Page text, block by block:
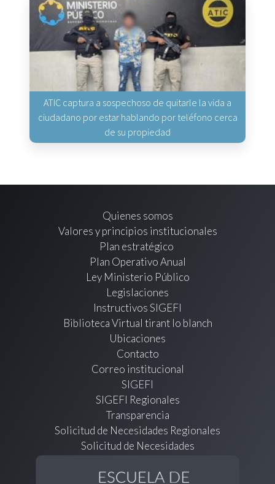
ATIC captura a sospechoso de quitarle la vida a
ciudadano por estar hablando por teléfono cerca
de su propiedad
Quienes somos
Valores y principios institucionales
Plan estratégico
Plan Operativo Anual
Ley Ministerio Público
Legislaciones
Instructivos SIGEFI
Biblioteca Virtual tirant lo blanch
Ubicaciones
Contacto
Correo institucional
SIGEFI
SIGEFI Regionales
Transparencia
Solicitud de Necesidades Regionales
Solicitud de Necesidades